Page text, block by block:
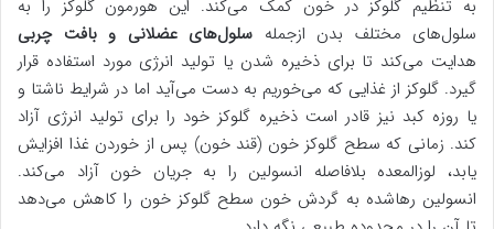
به تنظیم گلوکز در خون کمک می‌کند. این هورمون گلوکز را به
سلول‌های مختلف بدن ازجمله سلول‌های عضلانی و بافت چربی
هدایت می‌کند تا برای ذخیره شدن یا تولید انرژی مورد استفاده قرار
گیرد. گلوکز از غذایی که می‌خوریم به دست می‌آید اما در شرایط ناشتا و
یا روزه کبد نیز قادر است ذخیره گلوکز خود را برای تولید انرژی آزاد
کند. زمانی که سطح گلوکز خون (قند خون) پس از خوردن غذا افزایش
یابد، لوزالمعده بلافاصله انسولین را به جریان خون آزاد می‌کند.
انسولین رهاشده به گردش خون سطح گلوکز خون را کاهش می‌دهد